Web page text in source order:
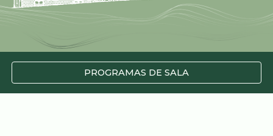
PROGRAMAS DE SALA